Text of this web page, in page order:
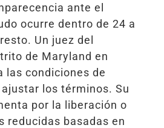
ante el
ocurre dentro de 24 a
Un juez del
de Maryland en
las condiciones de
los términos. Su
por la liberación o
reducidas basadas en